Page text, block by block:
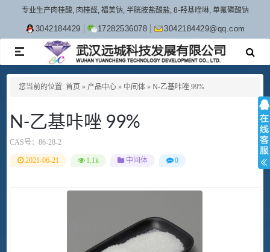
专业生产肉桂酸, 肉桂醛, 福美钠, 半胱胺盐酸盐, 8-羟基喹啉, 单氟磷酸钠
3042184429 17282536078 3042184429@qq.com
TOGGLE
NAVIGATION
您当前的位置: 首页 » 产品中心 » 中间体 » N-乙基咔唑 99%
N-乙基咔唑 99%
CAS号： 86-28-2
2021-06-21 1.1k 中间体 0